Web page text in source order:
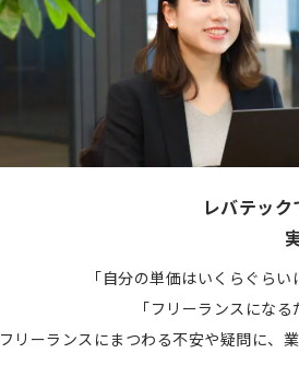
レバテッ
「自分の単価はいくらぐら
「フリーランスにな
フリーランスにまつわる不安や疑問に、